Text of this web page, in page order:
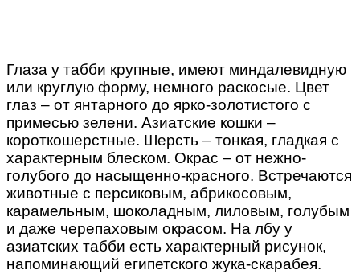
Глаза у табби крупные, имеют миндалевидную
или круглую форму, немного раскосые. Цвет
глаз – от янтарного до ярко-золотистого с
примесью зелени. Азиатские кошки –
короткошерстные. Шерсть – тонкая, гладкая с
характерным блеском. Окрас – от нежно-
голубого до насыщенно-красного. Встречаются
животные с персиковым, абрикосовым,
карамельным, шоколадным, лиловым, голубым
и даже черепаховым окрасом. На лбу у
азиатских табби есть характерный рисунок,
напоминающий египетского жука-скарабея.